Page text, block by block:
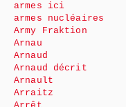
armes ici
armes nucléaires
Army Fraktion
Arnau
Arnaud
Arnaud décrit
Arnault
Arraitz